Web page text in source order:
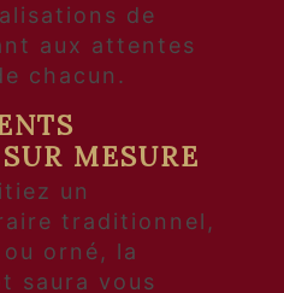
de
aux attentes
chacun.
MESURE
un
traditionnel,
orné, la
saura vous